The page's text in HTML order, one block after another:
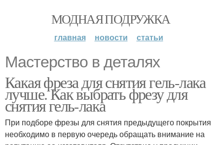
МОДНАЯ ПОДРУЖКА
главная новости статьи
Мастерство в деталях
Какая фреза для снятия гель-лака
лучше. Как выбрать фрезу для
снятия гель-лака
При подборе фрезы для снятия предыдущего покрытия
необходимо в первую очередь обращать внимание на